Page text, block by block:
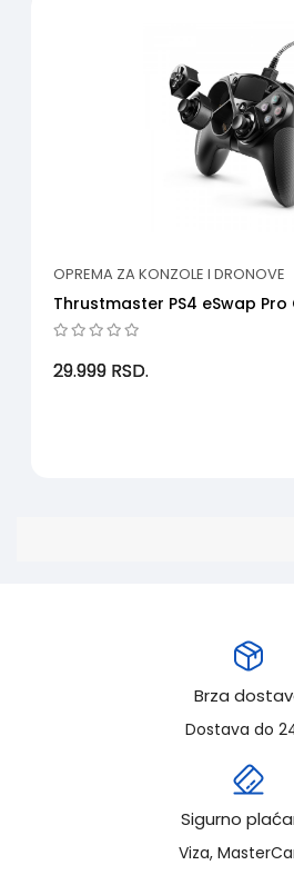
OPREMA ZA KONZOLE I DRONOVE
Thrustmaster PS4 eSwap
29.999 RSD.
Brza
Dostava do
Sigurno
Viza,